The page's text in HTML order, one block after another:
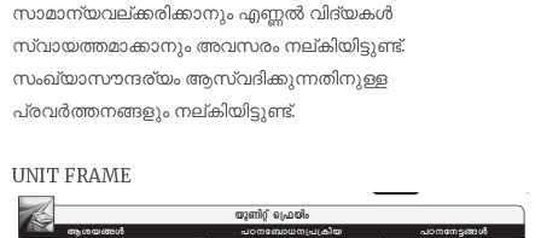
സാമാന്യവല്ക്കരിക്കാനും എണ്ണൽ വിദ്യകൾ
സ്വായത്തമാക്കാനും അവസരം നല്കിയിട്ടുണ്ട്.
സംഖ്യാസൗന്ദര്യം ആസ്വദിക്കുന്നതിനുള്ള
പ്രവർത്തനങ്ങളും നല്കിയിട്ടുണ്ട്.
UNIT FRAME